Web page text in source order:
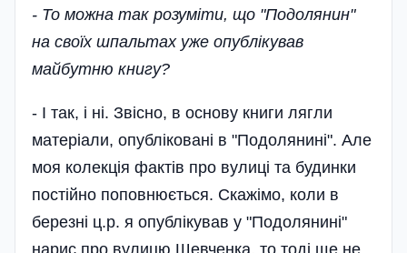
- То можна так розуміти, що "Подолянин"
на своїх шпальтах уже опублікував
майбутню книгу?
- І так, і ні. Звісно, в основу книги лягли
матеріали, опубліковані в "Подолянині". Але
моя колекція фактів про вулиці та будинки
постійно поповнюється. Скажімо, коли в
березні ц.р. я опублікував у "Подолянині"